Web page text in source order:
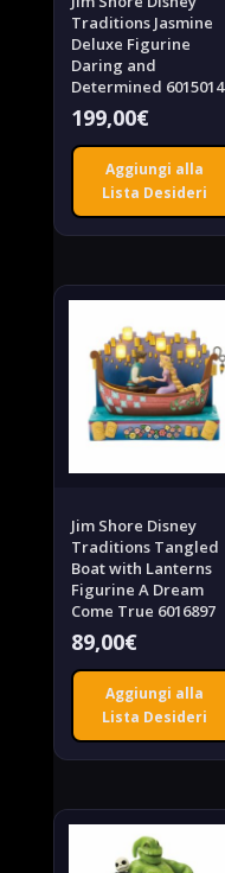
Traditions Jasmine
Deluxe Figurine
Daring and
Determined 6015014
199,00€
Aggiungi alla
Lista Desideri
Jim Shore Disney
Traditions Tangled
Boat with Lanterns
Figurine A Dream
Come True 6016897
89,00€
Aggiungi alla
Lista Desideri